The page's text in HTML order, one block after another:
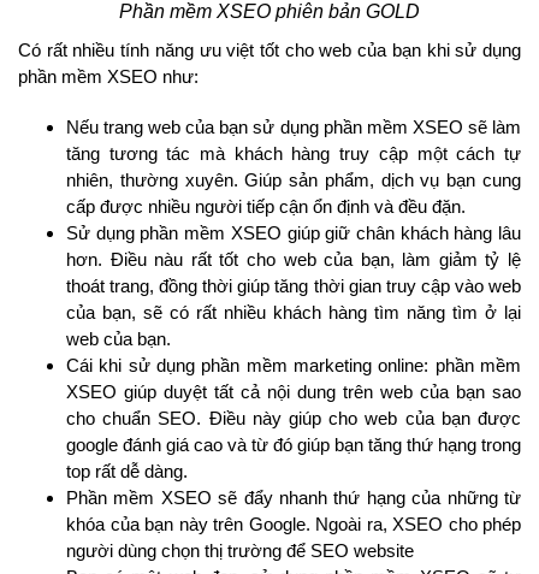
Phần mềm XSEO phiên bản GOLD
Có rất nhiều tính năng ưu việt tốt cho web của bạn khi sử dụng
phần mềm XSEO như:
Nếu trang web của bạn sử dụng phần mềm XSEO sẽ làm
tăng tương tác mà khách hàng truy cập một cách tự
nhiên, thường xuyên. Giúp sản phẩm, dịch vụ bạn cung
cấp được nhiều người tiếp cận ổn định và đều đặn.
Sử dụng phần mềm XSEO giúp giữ chân khách hàng lâu
hơn. Điều nàu rất tốt cho web của bạn, làm giảm tỷ lệ
thoát trang, đồng thời giúp tăng thời gian truy cập vào web
của bạn, sẽ có rất nhiều khách hàng tìm năng tìm ở lại
web của bạn.
Cái khi sử dụng phần mềm marketing online: phần mềm
XSEO giúp duyệt tất cả nội dung trên web của bạn sao
cho chuẩn SEO. Điều này giúp cho web của bạn được
google đánh giá cao và từ đó giúp bạn tăng thứ hạng trong
top rất dễ dàng.
Phần mềm XSEO sẽ đẩy nhanh thứ hạng của những từ
khóa của bạn này trên Google. Ngoài ra, XSEO cho phép
người dùng chọn thị trường để SEO website